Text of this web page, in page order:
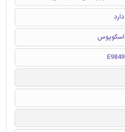
دارد
اسکوپوس
E9849